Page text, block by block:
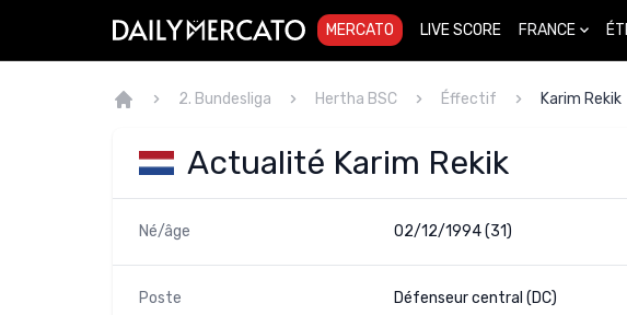
MERCATO LIVE SCORE FRANCE
2. Bundesliga Hertha BSC Éffectif Karim Rekik
Actualité Karim Rekik
Né/âge 02/12/1994 (31)
Poste Défenseur central (DC)